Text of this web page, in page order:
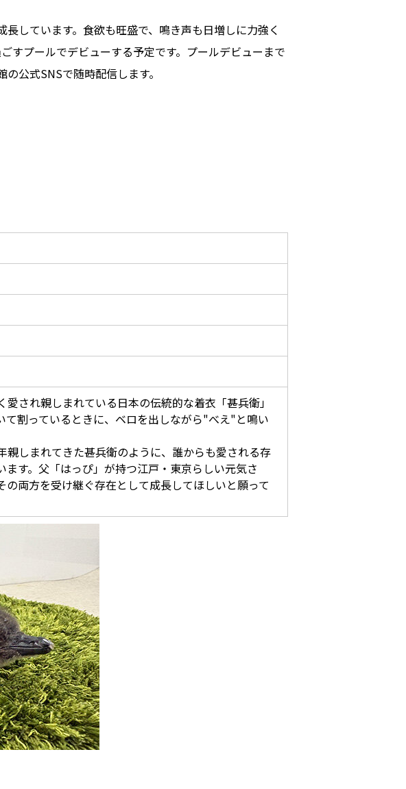
しています。食欲も旺盛で、鳴き声も日増しに力強く
すプールでデビューする予定です。プールデビューまで
公式SNSで随時配信します。
され親しまれている日本の伝統的な着衣「甚兵衛」
割っているときに、ベロを出しながら"べえ"と鳴い
しまれてきた甚兵衛のように、誰からも愛される存
す。父「はっぴ」が持つ江戸・東京らしい元気さ
両方を受け継ぐ存在として成長してほしいと願って